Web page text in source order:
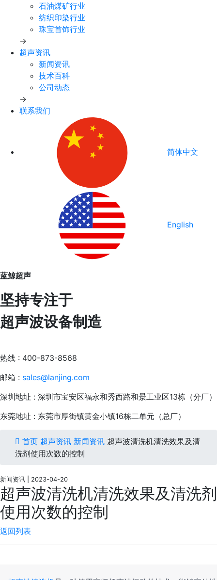
石油煤矿行业
纺织印染行业
珠宝首饰行业
→
超声资讯
新闻资讯
技术百科
公司动态
→
联系我们
简体中文
English
蓝鲸超声
坚持专注于
超声波设备制造
热线 : 400-873-8568
邮箱 : sales@lanjing.com
深圳地址 : 深圳市宝安区福永和秀西路和景工业区13栋（分厂）
东莞地址 : 东莞市厚街镇黄金小镇16栋二单元（总厂）
首页 超声资讯 新闻资讯 超声波清洗机清洗效果及清
洗剂使用次数的控制
新闻资讯 | 2023-04-20
超声波清洗机清洗效果及清洗剂
使用次数的控制
返回列表